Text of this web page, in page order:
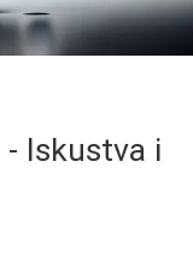
Iskustva i